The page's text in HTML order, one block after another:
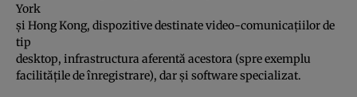
York
şi Hong Kong, dispozitive destinate video-comunicaţiilor de
tip
desktop, infrastructura aferentă acestora (spre exemplu
facilităţile de înregistrare), dar şi software specializat.